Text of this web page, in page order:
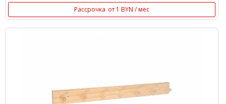
Рассрочка от 1 BYN / мес